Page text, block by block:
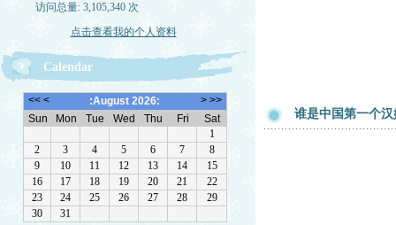
访问总量: 3,105,340 次
点击查看我的个人资料
Calendar
谁是中国第一个汉